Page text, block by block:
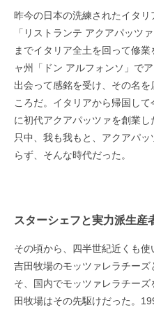
昨今の日本の洗練されたイタリ
「リストランテ アクアパッツ
までイタリア全土を回って修
ャ州「ドン アルフォンソ」で
出会って感銘を受け、その名
ころだ。イタリアから帰国して
に初代アクアパッツァを創業し
只中、我も我もと、アクアパ
らず、そんな時代だった。
スターシェフと実力派生産
その頃から、四半世紀近くも
吉田牧場のモッツァレラチー
そ、国内でモッツァレラチー
田牧場はその先駆けだった。